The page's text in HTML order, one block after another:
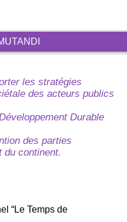
les stratégies
des acteurs publics
Durable
des parties
du continent.